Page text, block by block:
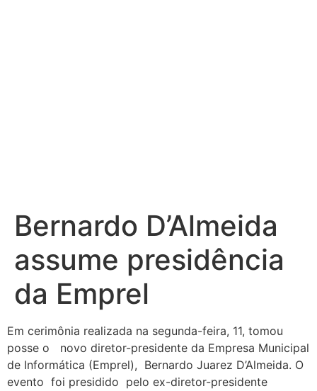
Bernardo D’Almeida
assume presidência
da Emprel
Em cerimônia realizada na segunda-feira, 11, tomou
posse o novo diretor-presidente da Empresa Municipal
de Informática (Emprel), Bernardo Juarez D’Almeida. O
evento foi presidido pelo ex-diretor-presidente